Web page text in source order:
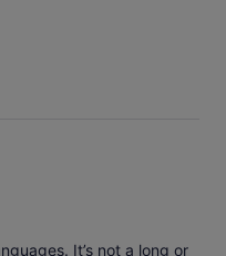
It’s not a long or